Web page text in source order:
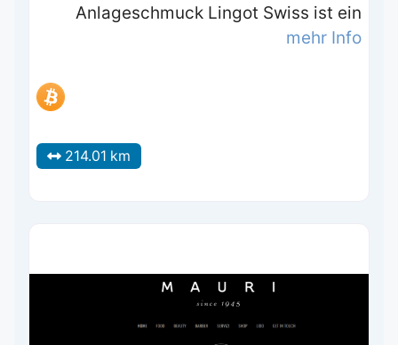
Anlageschmuck Lingot Swiss ist ein
mehr Info
214.01 km